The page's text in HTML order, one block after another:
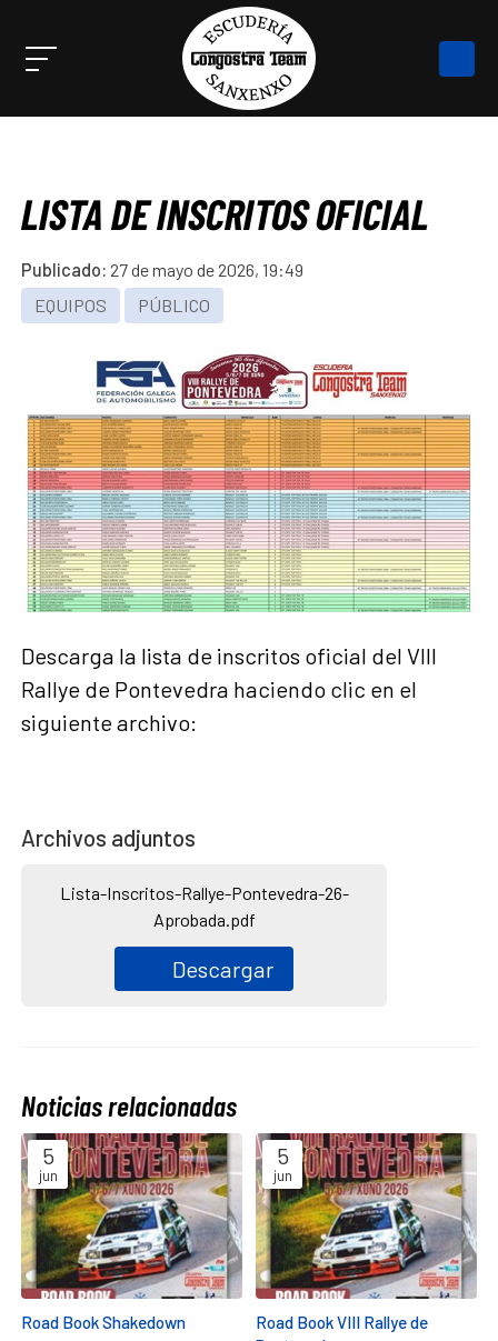
LISTA DE INSCRITOS OFICIAL
Publicado: 27 de mayo de 2026, 19:49
EQUIPOS
PÚBLICO
Descarga la lista de inscritos oficial del VIII
Rallye de Pontevedra haciendo clic en el
siguiente archivo:
Archivos adjuntos
Lista-Inscritos-Rallye-Pontevedra-26-
Aprobada.pdf
Descargar
Noticias relacionadas
5
jun
Road Book Shakedown
5
jun
Road Book VIII Rallye de